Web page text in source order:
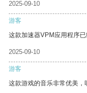
2025-09-10
游客
这款加速器VPM应用程序
2025-09-10
游客
这款游戏的音乐非常优美，